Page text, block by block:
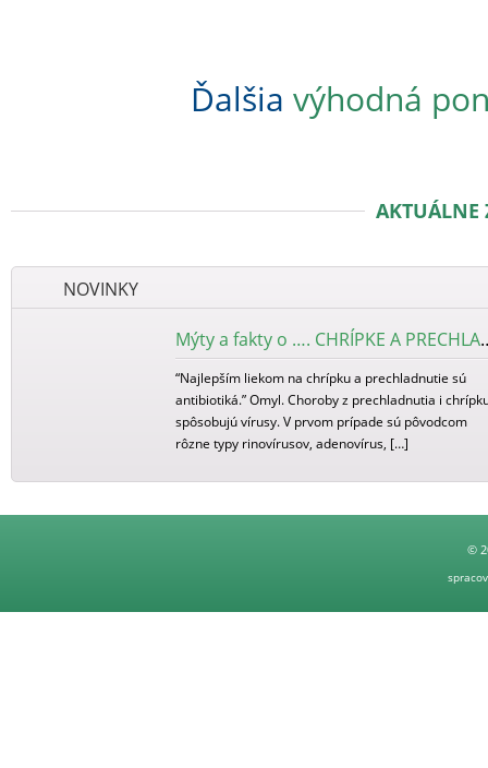
Ďalšia výhodná
AKTUÁLNE
NOVINKY
Mýty a fakty
“Najlepším liekom na chrípku a prechladnutie sú
antibiotiká.” Omyl. Choroby z prechladnutia i
spôsobujú vírusy. V prvom prípade sú pôvodcom
rôzne typy rinovírusov, adenovírus, […]
Mýty a fakty o NÁDCHE
častým sprievodným javom niektorých, najmä
Nádcha alebo odborne rinitída (z […]
©